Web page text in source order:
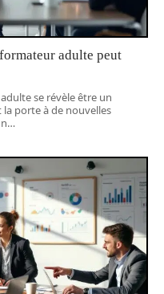
adulte peut
se révèle être un
porte à de nouvelles
…